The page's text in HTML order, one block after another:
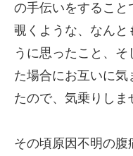
の手伝いをすること
覗くような、なんと
うに思ったこと、
た場合にお互いに気
たので、気乗りしま
その頃原因不明の腹